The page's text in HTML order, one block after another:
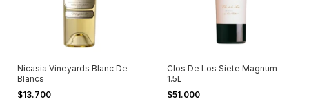
Nicasia Vineyards Blanc De
Blancs
$13.700
Clos De Los Siete Magnum
1.5L
$51.000